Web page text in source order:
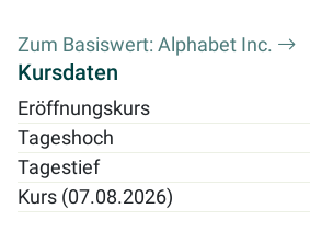
Zum Basiswert: Alphabet Inc.
Kursdaten
Eröffnungskurs
Tageshoch
Tagestief
Kurs (07.08.2026)